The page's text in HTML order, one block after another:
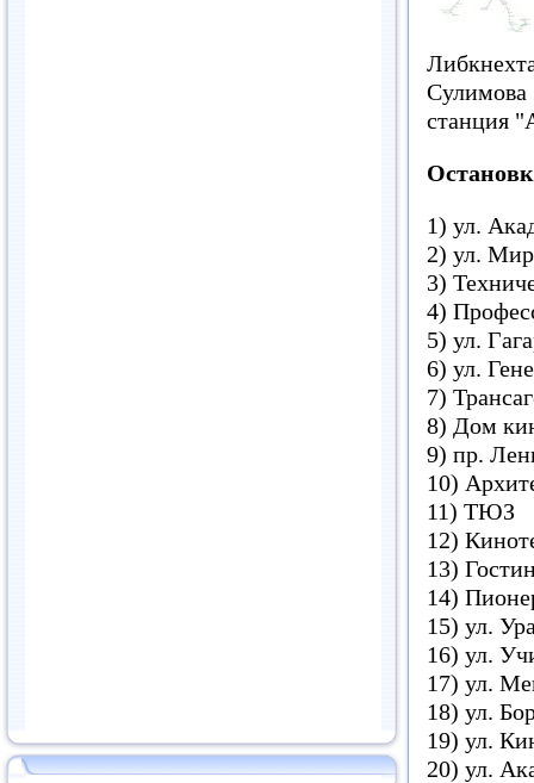
станция
1) ул.
2) ул.
3)
4)
5) ул.
6) ул.
7)
8) Дом
9) пр.
10)
11) ТЮЗ
12)
13)
14)
15) ул.
16) ул.
17) ул.
18) ул.
19) ул.
20) ул.